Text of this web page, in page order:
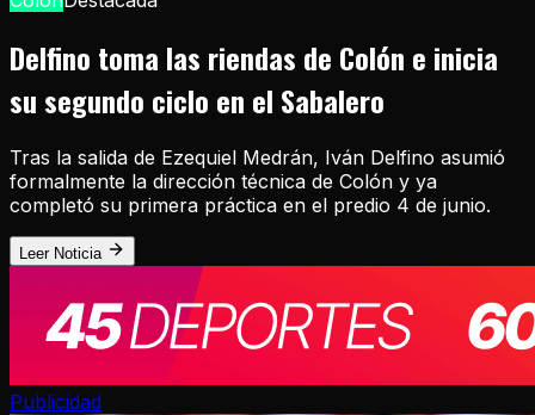
Delfino toma las riendas de Colón e inicia
su segundo ciclo en el Sabalero
Tras la salida de Ezequiel Medrán, Iván Delfino asumió
formalmente la dirección técnica de Colón y ya
completó su primera práctica en el predio 4 de junio.
Leer Noticia
Publicidad